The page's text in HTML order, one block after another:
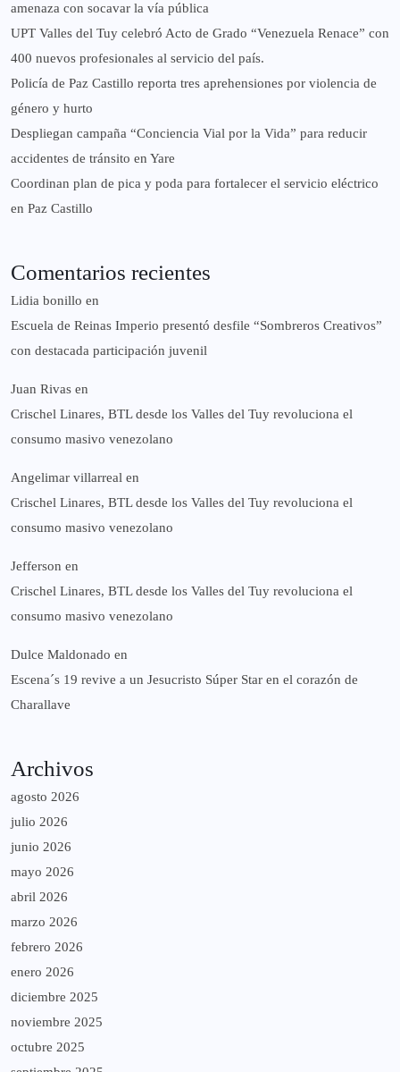
amenaza con socavar la vía pública
UPT Valles del Tuy celebró Acto de Grado “Venezuela Renace” con
400 nuevos profesionales al servicio del país.
‎Policía de Paz Castillo reporta tres aprehensiones por violencia de
género y hurto
‎Despliegan campaña “Conciencia Vial por la Vida” para reducir
accidentes de tránsito en Yare
Coordinan plan de pica y poda para fortalecer el servicio eléctrico
en Paz Castillo
Comentarios recientes
Lidia bonillo en
Escuela de Reinas Imperio presentó desfile “Sombreros Creativos”
con destacada participación juvenil
Juan Rivas en
Crischel Linares, BTL desde los Valles del Tuy revoluciona el
consumo masivo venezolano
Angelimar villarreal en
Crischel Linares, BTL desde los Valles del Tuy revoluciona el
consumo masivo venezolano
Jefferson en
Crischel Linares, BTL desde los Valles del Tuy revoluciona el
consumo masivo venezolano
Dulce Maldonado en
Escena´s 19 revive a un Jesucristo Súper Star en el corazón de
Charallave
Archivos
agosto 2026
julio 2026
junio 2026
mayo 2026
abril 2026
marzo 2026
febrero 2026
enero 2026
diciembre 2025
noviembre 2025
octubre 2025